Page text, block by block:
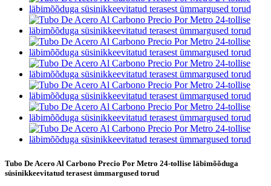
Tubo De Acero Al Carbono Precio Por Metro 24-tollise läbimõõduga
süsinikkeevitatud terasest ümmargused torud